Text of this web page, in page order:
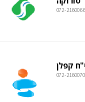
072-2160066
קפלן
072-2160070